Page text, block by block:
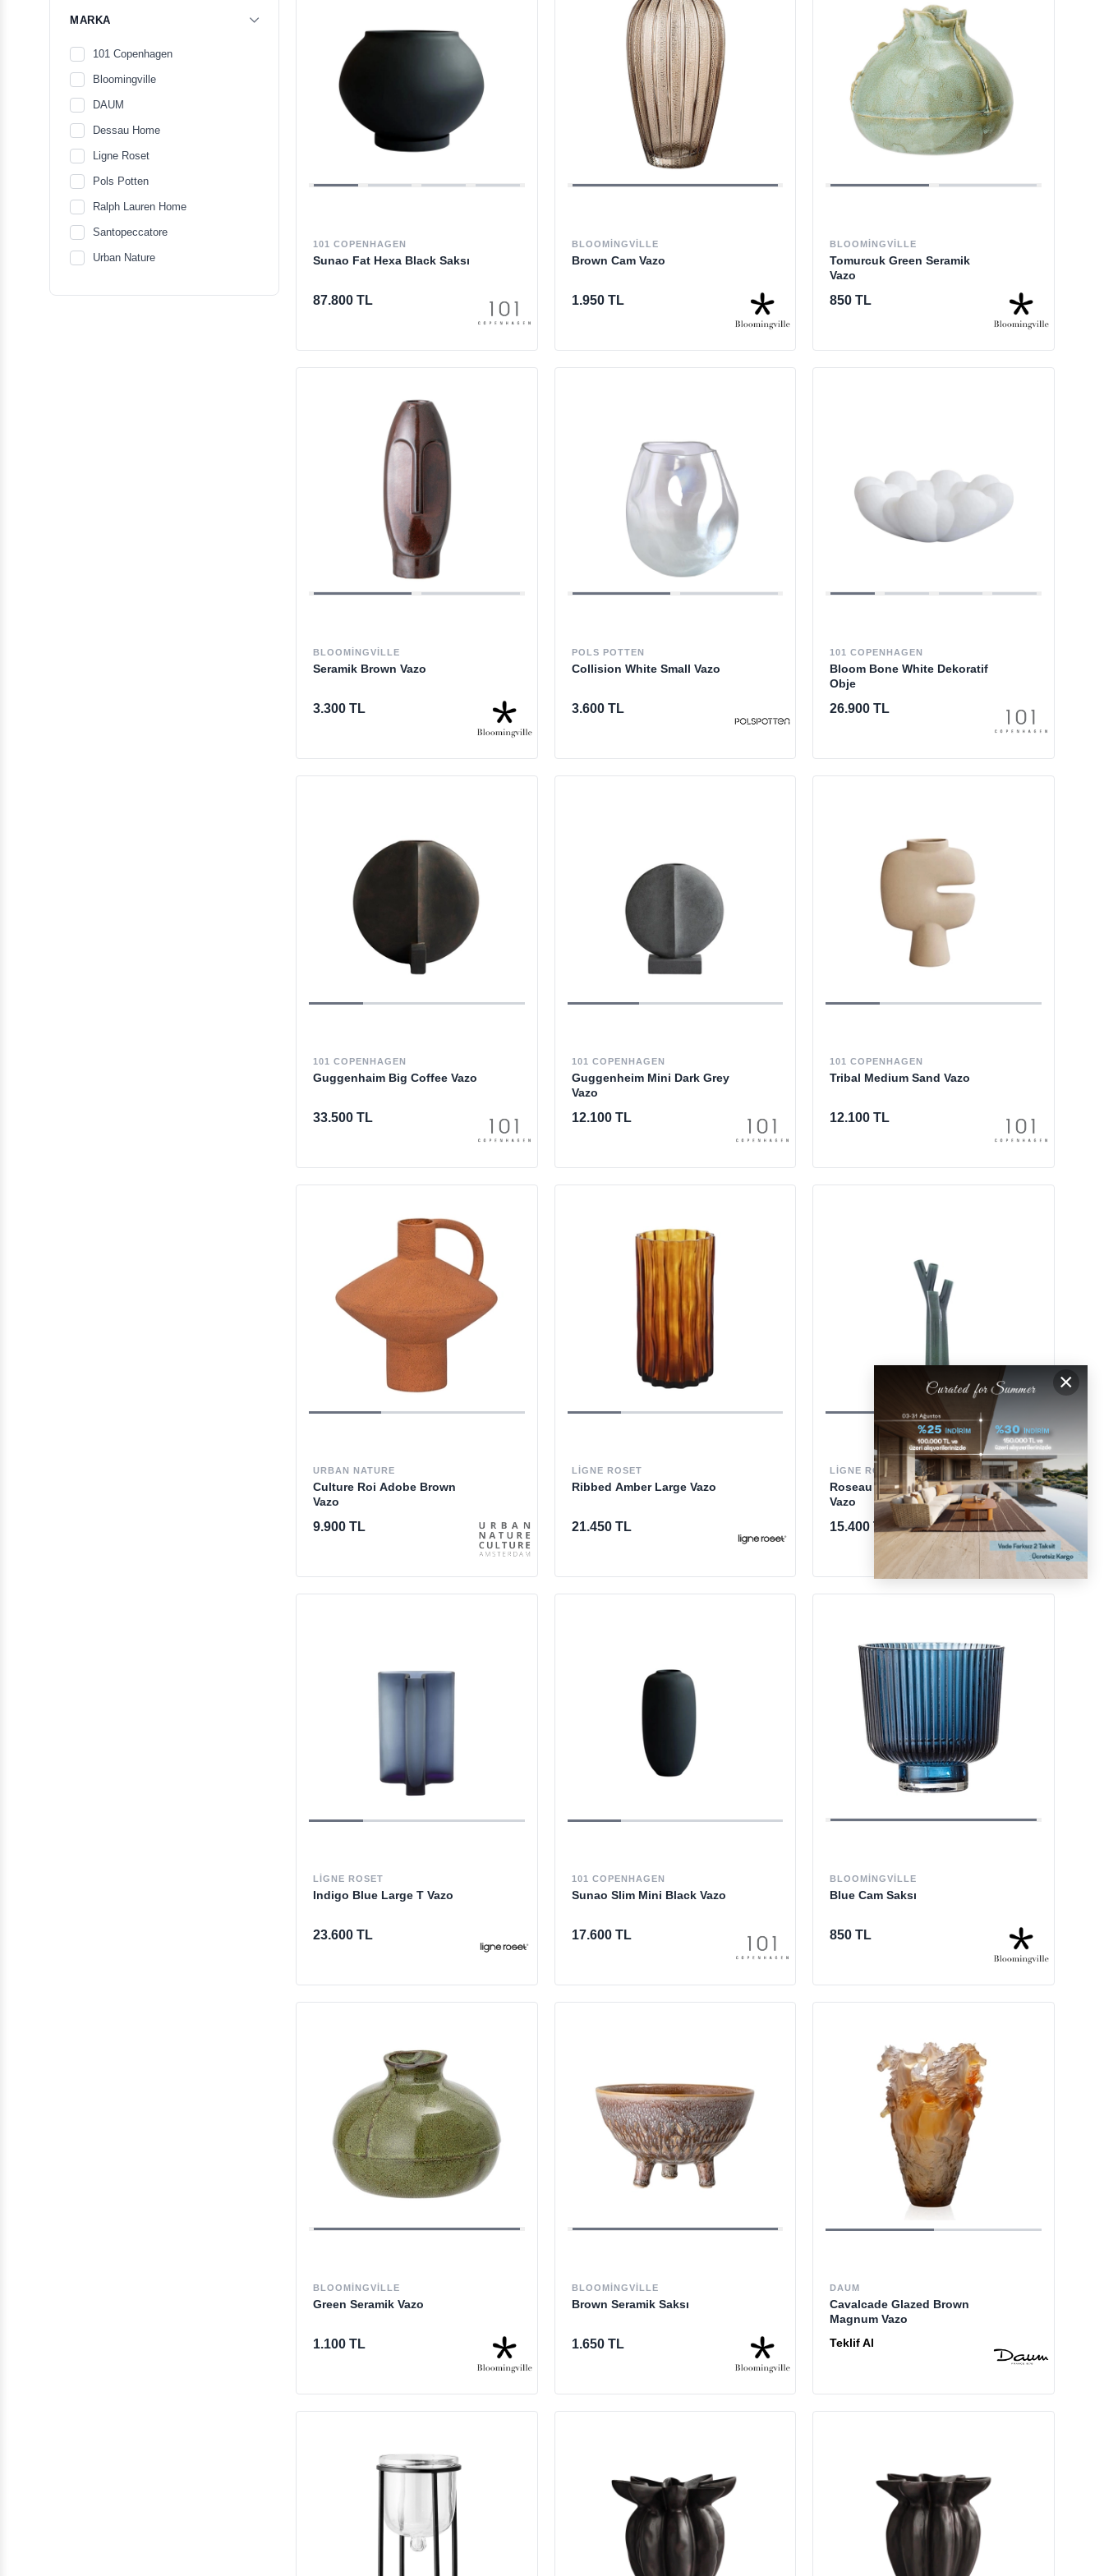
MARKA
101 Copenhagen
Bloomingville
DAUM
Dessau Home
Ligne Roset
Pols Potten
Ralph Lauren Home
Santopeccatore
Urban Nature
101 COPENHAGEN
Sunao Fat Hexa Black Saksı
87.800 TL
BLOOMINGVILLE
Brown Cam Vazo
1.950 TL
BLOOMINGVILLE
Tomurcuk Green Seramik
Vazo
850 TL
BLOOMINGVILLE
Seramik Brown Vazo
3.300 TL
POLS POTTEN
Collision White Small Vazo
3.600 TL
101 COPENHAGEN
Bloom Bone White Dekoratif
Obje
26.900 TL
101 COPENHAGEN
Guggenhaim Big Coffee Vazo
33.500 TL
101 COPENHAGEN
Guggenheim Mini Dark Grey
Vazo
12.100 TL
101 COPENHAGEN
Tribal Medium Sand Vazo
12.100 TL
URBAN NATURE
Culture Roi Adobe Brown
Vazo
9.900 TL
LIGNE ROSET
Ribbed Amber Large Vazo
21.450 TL
LIGNE ROSET
Roseau Forest Green Small
Vazo
15.400 TL
LIGNE ROSET
Indigo Blue Large T Vazo
23.600 TL
101 COPENHAGEN
Sunao Slim Mini Black Vazo
17.600 TL
BLOOMINGVILLE
Blue Cam Saksı
850 TL
BLOOMINGVILLE
Green Seramik Vazo
1.100 TL
BLOOMINGVILLE
Brown Seramik Saksı
1.650 TL
DAUM
Cavalcade Glazed Brown
Magnum Vazo
Teklif Al
×